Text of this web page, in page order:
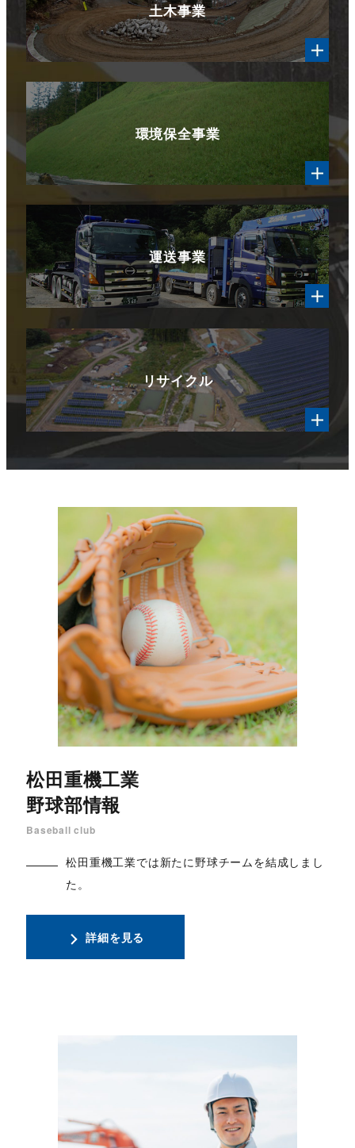
土木事業
環境保全事業
運送事業
リサイクル
松田重機工業
野球部情報
Baseball club
松田重機工業では新たに野球チームを結成しまし
た。
詳細を見る